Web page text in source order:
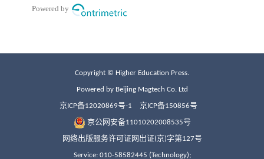
Copyright © Higher Education Press.
Powered by Beijing Magtech Co. Ltd
京ICP备12020869号-1 京ICP备150856号
京公网安备11010202008535号
网络出版服务许可证网出证(京)字第127号
Service: 010-58582445 (Technology);